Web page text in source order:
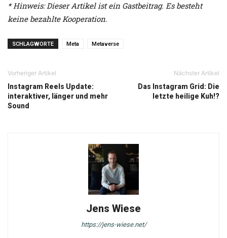
* Hinweis: Dieser Artikel ist ein Gastbeitrag. Es besteht
keine bezahlte Kooperation.
SCHLAGWORTE Meta Metaverse
Vorheriger Artikel
Instagram Reels Update:
interaktiver, länger und mehr
Sound
Nächster Artikel
Das Instagram Grid: Die
letzte heilige Kuh!?
Jens Wiese
https://jens-wiese.net/